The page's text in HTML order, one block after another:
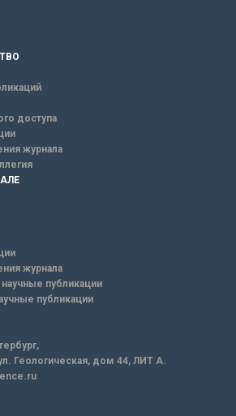
доступа
журнала
журнала
публикации
публикации
Геологическая, дом 44, ЛИТ А.